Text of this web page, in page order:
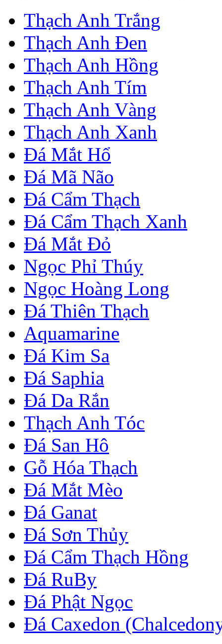
Thạch Anh Trắng
Thạch Anh Đen
Thạch Anh Hồng
Thạch Anh Tím
Thạch Anh Vàng
Thạch Anh Xanh
Đá Mắt Hổ
Đá Mã Não
Đá Cẩm Thạch
Đá Cẩm Thạch Xanh
Đá Mắt Đỏ
Ngọc Phỉ Thúy
Ngọc Hoàng Long
Đá Thiên Thạch
Aquamarine
Đá Kim Sa
Đá Saphia
Đá Da Rắn
Thạch Anh Tóc
Đá San Hô
Gỗ Hóa Thạch
Đá Mắt Mèo
Đá Ganat
Đá Sơn Thủy
Đá Cẩm Thạch Hồng
Đá RuBy
Đá Phật Ngọc
Đá Caxedon